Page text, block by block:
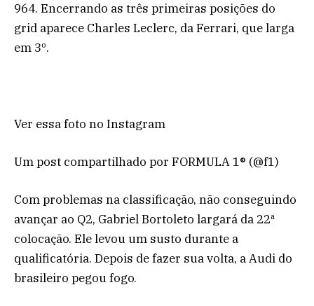
964. Encerrando as três primeiras posições do
grid aparece Charles Leclerc, da Ferrari, que larga
em 3º.
Ver essa foto no Instagram
Um post compartilhado por FORMULA 1® (@f1)
Com problemas na classificação, não conseguindo
avançar ao Q2, Gabriel Bortoleto largará da 22ª
colocação. Ele levou um susto durante a
qualificatória. Depois de fazer sua volta, a Audi do
brasileiro pegou fogo.